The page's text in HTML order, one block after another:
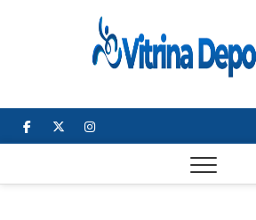
facebook
twitterinstagram